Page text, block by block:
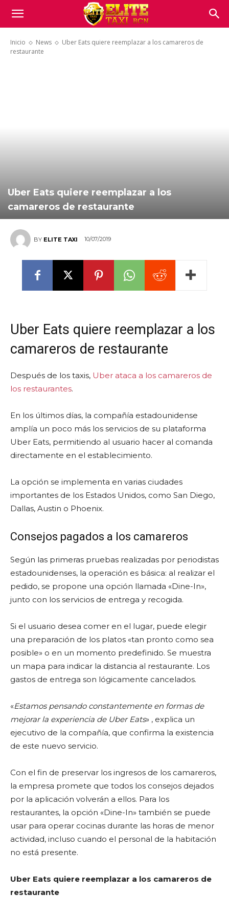
Inicio News
Uber Eats quiere reemplazar a los camareros de
restaurante
Uber Eats quiere reemplazar a los
camareros de restaurante
BY ELITE TAXI 10/07/2019
Uber Eats quiere reemplazar a los
camareros de restaurante
Después de los taxis, Uber ataca a los camareros de
los restaurantes.
En los últimos días, la compañía estadounidense
amplía un poco más los servicios de su plataforma
Uber Eats, permitiendo al usuario hacer al comanda
directamente en el establecimiento.
La opción se implementa en varias ciudades
importantes de los Estados Unidos, como San Diego,
Dallas, Austin o Phoenix.
Consejos pagados a los camareros
Según las primeras pruebas realizadas por periodistas
estadounidenses, la operación es básica: al realizar el
pedido, se propone una opción llamada «Dine-In»,
junto con los servicios de entrega y recogida.
Si el usuario desea comer en el lugar, puede elegir
una preparación de los platos «tan pronto como sea
posible» o en un momento predefinido. Se muestra
un mapa para indicar la distancia al restaurante. Los
gastos de entrega son lógicamente cancelados.
«Estamos pensando constantemente en formas de
mejorar la experiencia de Uber Eats» , explica un
ejecutivo de la compañía, que confirma la existencia
de este nuevo servicio.
Con el fin de preservar los ingresos de los camareros,
la empresa promete que todos los consejos dejados
por la aplicación volverán a ellos. Para los
restaurantes, la opción «Dine-In» también se puede
usar para operar cocinas durante las horas de menor
actividad, incluso cuando el personal de la habitación
no está presente.
Uber Eats quiere reemplazar a los camareros de
restaurante